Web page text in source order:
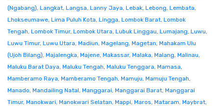
(Ngabang), Langkat, Langsa, Lanny Jaya, Lebak, Lebong, Lembata,
Lhokseumawe, Lima Puluh Kota, Lingga, Lombok Barat, Lombok
Tengah, Lombok Timur, Lombok Utara, Lubuk Linggau, Lumajang, Luwu,
Luwu Timur, Luwu Utara, Madiun, Magelang, Magetan, Mahakam Ulu
(Ujoh Bilang), Majalengka, Majene, Makassar, Malaka, Malang, Malinau,
Maluku Barat Daya, Maluku Tengah, Maluku Tenggara, Mamasa,
Mamberamo Raya, Mamberamo Tengah, Mamuju, Mamuju Tengah,
Manado, Mandailing Natal, Manggarai, Manggarai Barat, Manggarai
Timur, Manokwari, Manokwari Selatan, Mappi, Maros, Mataram, Maybrat,